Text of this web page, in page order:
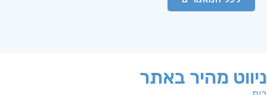
ניווט מהיר באתר